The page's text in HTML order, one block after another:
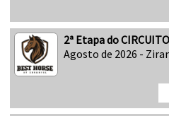
2ª Etapa do
Agosto de 2026 -